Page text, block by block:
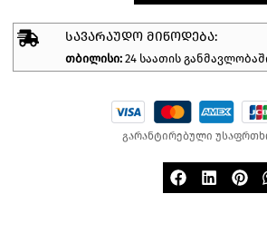
ᲡᲐᲕᲐᲠᲐᲣᲓᲝ ᲛᲘᲬᲝᲓᲔᲑᲐ:
თბილისი: 24 საათის
გარანტირებული